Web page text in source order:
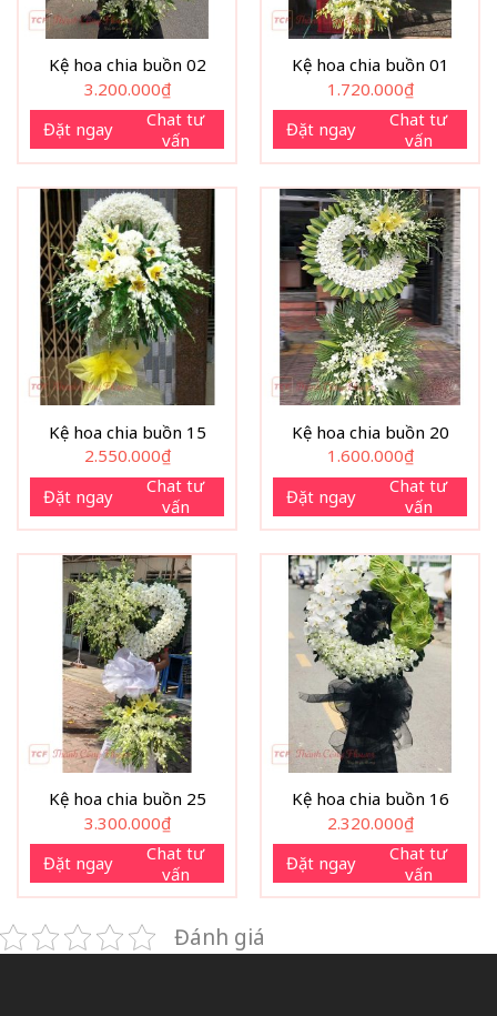
Kệ hoa chia buồn 02
3.200.000₫
Đặt ngay
Chat tư
vấn
Kệ hoa chia buồn 01
1.720.000₫
Đặt ngay
Chat tư
vấn
Kệ hoa chia buồn 15
2.550.000₫
Đặt ngay
Chat tư
vấn
Kệ hoa chia buồn 20
1.600.000₫
Đặt ngay
Chat tư
vấn
Kệ hoa chia buồn 25
3.300.000₫
Đặt ngay
Chat tư
vấn
Kệ hoa chia buồn 16
2.320.000₫
Đặt ngay
Chat tư
vấn
Đánh giá